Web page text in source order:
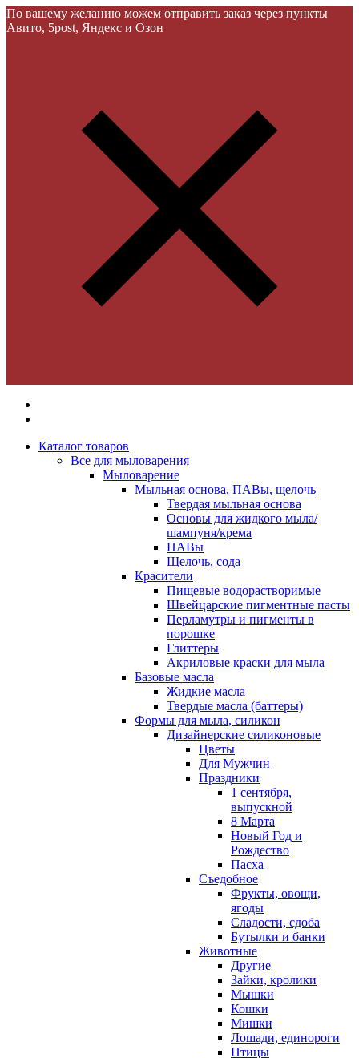
По вашему желанию можем отправить заказ через пункты
Авито, 5post, Яндекс и Озон
Каталог товаров
Все для мыловарения
Мыловарение
Мыльная основа, ПАВы, щелочь
Твердая мыльная основа
Основы для жидкого мыла/
шампуня/крема
ПАВы
Щелочь, сода
Красители
Пищевые водорастворимые
Швейцарские пигментные пасты
Перламутры и пигменты в
порошке
Глиттеры
Акриловые краски для мыла
Базовые масла
Жидкие масла
Твердые масла (баттеры)
Формы для мыла, силикон
Дизайнерские силиконовые
Цветы
Для Мужчин
Праздники
1 сентября,
выпускной
8 Марта
Новый Год и
Рождество
Пасха
Съедобное
Фрукты, овощи,
ягоды
Сладости, сдоба
Бутылки и банки
Животные
Другие
Зайки, кролики
Мышки
Кошки
Мишки
Лошади, единороги
Птицы